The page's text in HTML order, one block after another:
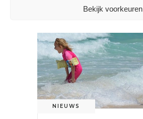
Bekijk voorkeuren
NIEUWS